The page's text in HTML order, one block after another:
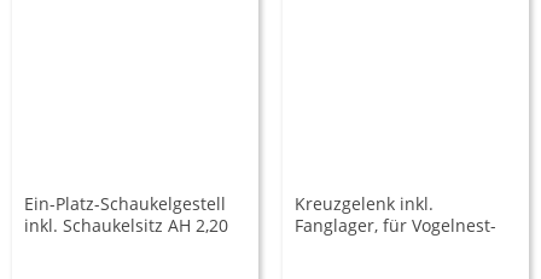
Ein-Platz-Schaukelgestell
inkl. Schaukelsitz AH 2,20
Kreuzgelenk inkl.
Fanglager, für Vogelnest-